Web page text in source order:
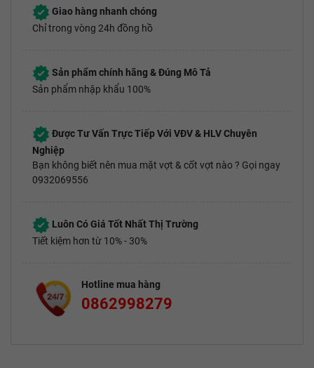
Giao hàng nhanh chóng
Chỉ trong vòng 24h đồng hồ
Sản phẩm chính hãng & Đúng Mô Tả
Sản phẩm nhập khẩu 100%
Được Tư Vấn Trực Tiếp Với VĐV & HLV Chuyên
Nghiệp
Bạn không biết nên mua mặt vợt & cốt vợt nào ? Gọi ngay
0932069556
Luôn Có Giá Tốt Nhất Thị Trường
Tiết kiệm hơn từ 10% - 30%
Hotline mua hàng
0862998279